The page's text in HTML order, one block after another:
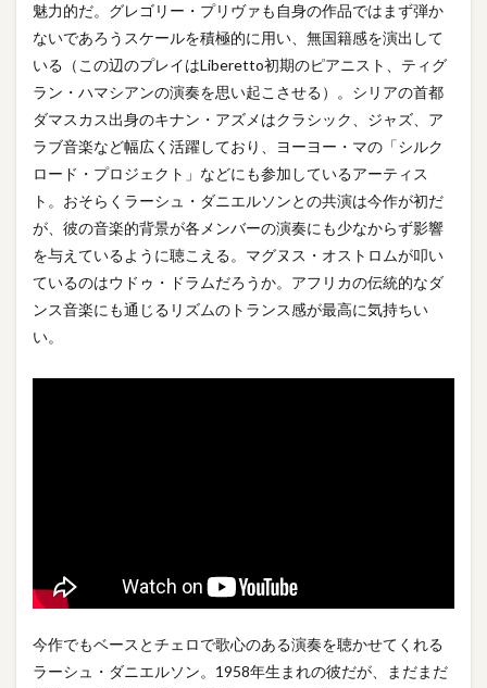
魅力的だ。グレゴリー・プリヴァも自身の作品ではまず弾か
ないであろうスケールを積極的に用い、無国籍感を演出して
いる（この辺のプレイはLiberetto初期のピアニスト、ティグ
ラン・ハマシアンの演奏を思い起こさせる）。シリアの首都
ダマスカス出身のキナン・アズメはクラシック、ジャズ、ア
ラブ音楽など幅広く活躍しており、ヨーヨー・マの「シルク
ロード・プロジェクト」などにも参加しているアーティス
ト。おそらくラーシュ・ダニエルソンとの共演は今作が初だ
が、彼の音楽的背景が各メンバーの演奏にも少なからず影響
を与えているように聴こえる。マグヌス・オストロムが叩い
ているのはウドゥ・ドラムだろうか。アフリカの伝統的なダ
ンス音楽にも通じるリズムのトランス感が最高に気持ちい
い。
今作でもベースとチェロで歌心のある演奏を聴かせてくれる
ラーシュ・ダニエルソン。1958年生まれの彼だが、まだまだ